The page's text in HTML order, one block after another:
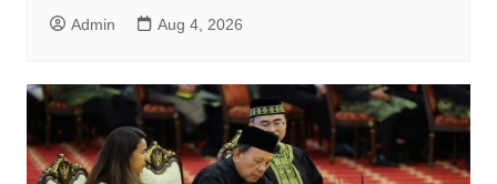
Admin Aug 4, 2026